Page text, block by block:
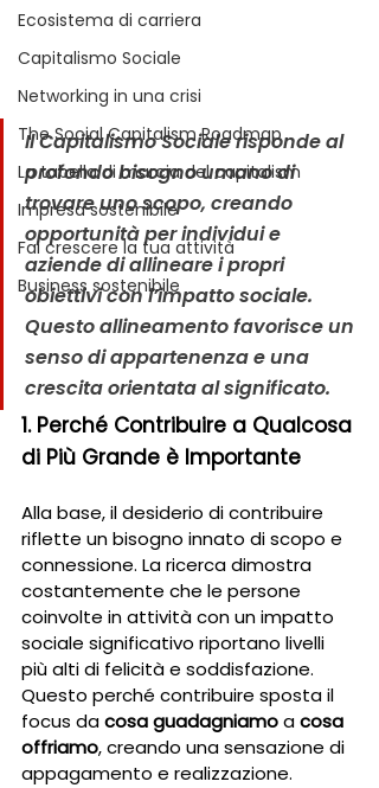
Ecosistema di carriera
Capitalismo Sociale
Networking in una crisi
The Social Capitalism Roadmap
La tabella di marcia del capitalism
Impresa sostenibile
Fai crescere la tua attività
Business sostenibile
Il Capitalismo Sociale risponde al
profondo bisogno umano di
trovare uno scopo, creando
opportunità per individui e
aziende di allineare i propri
obiettivi con l’impatto sociale.
Questo allineamento favorisce un
senso di appartenenza e una
crescita orientata al significato.
1. Perché Contribuire a Qualcosa
di Più Grande è Importante
Alla base, il desiderio di contribuire
riflette un bisogno innato di scopo e
connessione. La ricerca dimostra
costantemente che le persone
coinvolte in attività con un impatto
sociale significativo riportano livelli
più alti di felicità e soddisfazione.
Questo perché contribuire sposta il
focus da cosa guadagniamo a cosa
offriamo, creando una sensazione di
appagamento e realizzazione.